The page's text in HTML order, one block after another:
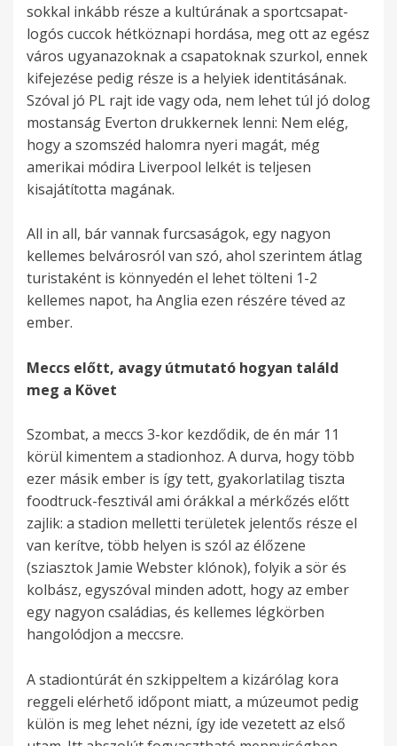
sokkal inkább része a kultúrának a sportcsapat-
logós cuccok hétköznapi hordása, meg ott az egész
város ugyanazoknak a csapatoknak szurkol, ennek
kifejezése pedig része is a helyiek identitásának.
Szóval jó PL rajt ide vagy oda, nem lehet túl jó dolog
mostanság Everton drukkernek lenni: Nem elég,
hogy a szomszéd halomra nyeri magát, még
amerikai módira Liverpool lelkét is teljesen
kisajátította magának.
All in all, bár vannak furcsaságok, egy nagyon
kellemes belvárosról van szó, ahol szerintem átlag
turistaként is könnyedén el lehet tölteni 1-2
kellemes napot, ha Anglia ezen részére téved az
ember.
Meccs előtt, avagy útmutató hogyan találd
meg a Követ
Szombat, a meccs 3-kor kezdődik, de én már 11
körül kimentem a stadionhoz. A durva, hogy több
ezer másik ember is így tett, gyakorlatilag tiszta
foodtruck-fesztivál ami órákkal a mérkőzés előtt
zajlik: a stadion melletti területek jelentős része el
van kerítve, több helyen is szól az élőzene
(sziasztok Jamie Webster klónok), folyik a sör és
kolbász, egyszóval minden adott, hogy az ember
egy nagyon családias, és kellemes légkörben
hangolódjon a meccsre.
A stadiontúrát én szkippeltem a kizárólag kora
reggeli elérhető időpont miatt, a múzeumot pedig
külön is meg lehet nézni, így ide vezetett az első